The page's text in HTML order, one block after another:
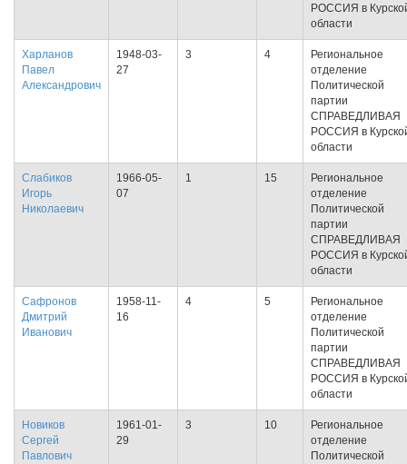
РОССИЯ в
области
Харланов
Павел
Александрович
1948-03-
27
3 4
Региональное
отделение
Политической
партии
СПРАВЕДЛИВАЯ
РОССИЯ в
области
Слабиков
Игорь
Николаевич
1966-05-
07
1 15
Региональное
отделение
Политической
партии
СПРАВЕДЛИВАЯ
РОССИЯ в
области
Сафронов
Дмитрий
Иванович
1958-11-
16
4 5
Региональное
отделение
Политической
партии
СПРАВЕДЛИВАЯ
РОССИЯ в
области
Новиков
Сергей
Павлович
1961-01-
29
3 10
Региональное
отделение
Политической